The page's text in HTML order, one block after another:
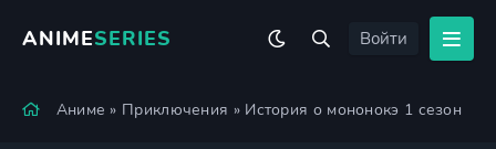
ANIMESERIES Войти
Аниме » Приключения » История о мононокэ 1 сезон